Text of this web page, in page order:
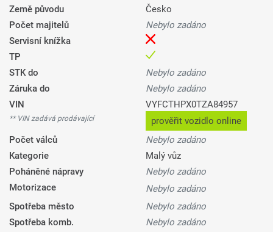
Země původu
Česko
Počet majitelů
Nebylo zadáno
Servisní knížka
TP
STK do
Nebylo zadáno
Záruka do
Nebylo zadáno
VIN
** VIN zadává prodávající
VYFCTHPX0TZA84957
prověřit vozidlo online
Počet válců
Nebylo zadáno
Kategorie
Malý vůz
Poháněné nápravy
Nebylo zadáno
Motorizace
Nebylo zadáno
Spotřeba město
Nebylo zadáno
Spotřeba komb.
Nebylo zadáno